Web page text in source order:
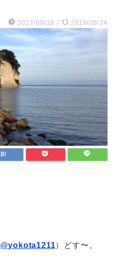
2017/09/18 / 2019/08/24
@yokota1211）どす〜。